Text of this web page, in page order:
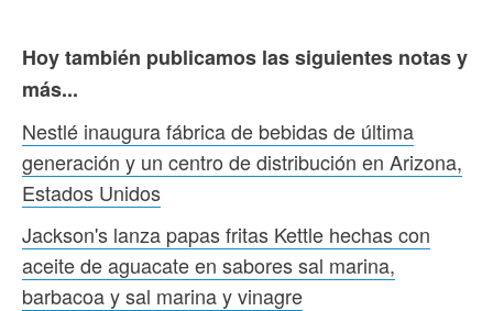
Hoy también publicamos las siguientes notas y
más...
Nestlé inaugura fábrica de bebidas de última
generación y un centro de distribución en Arizona,
Estados Unidos
Jackson's lanza papas fritas Kettle hechas con
aceite de aguacate en sabores sal marina,
barbacoa y sal marina y vinagre